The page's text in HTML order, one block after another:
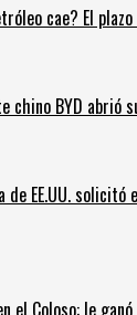
cae? El
chino BYD
EE.UU.